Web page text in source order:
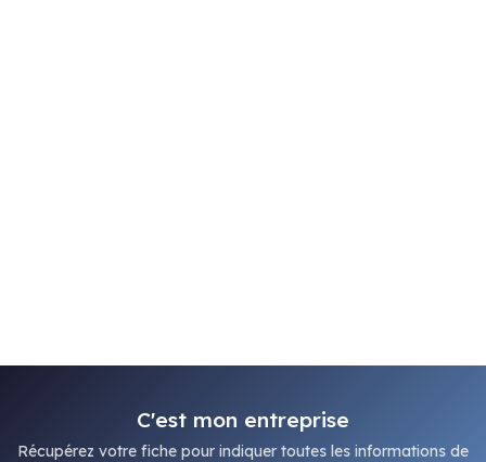
C'est mon entreprise
Récupérez votre fiche pour indiquer toutes les informations de